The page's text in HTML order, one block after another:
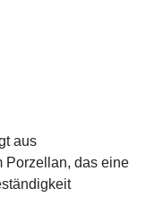
aus
Porzellan, das eine